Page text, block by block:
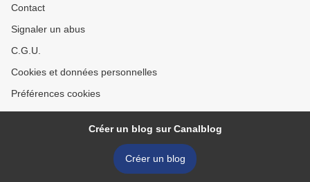
Contact
Signaler un abus
C.G.U.
Cookies et données personnelles
Préférences cookies
Créer un blog sur Canalblog
Créer un blog